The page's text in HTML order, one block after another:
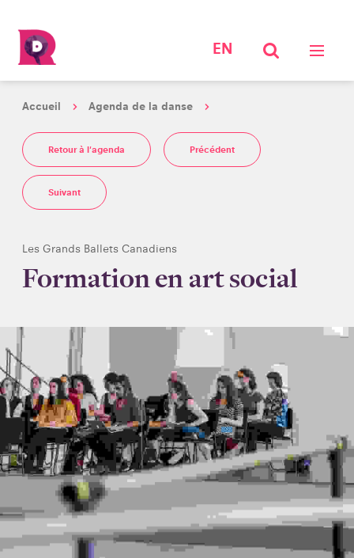
EN
Accueil Agenda de la danse
Retour à l'agenda Précédent
Suivant
Les Grands Ballets Canadiens
Formation en art social